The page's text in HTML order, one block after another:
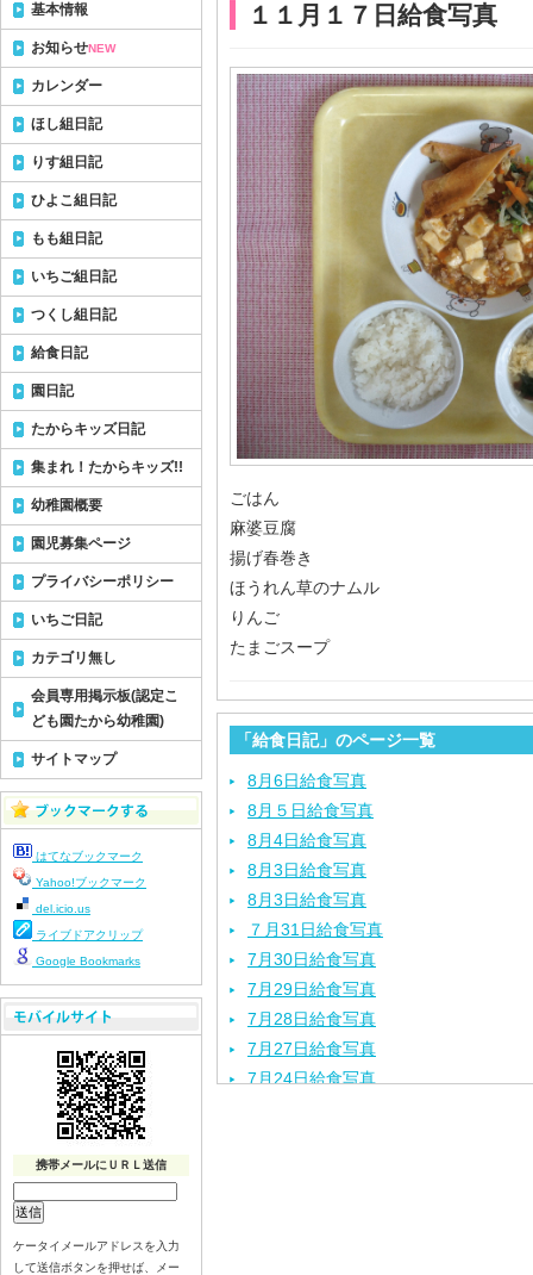
１１月１７日給食写真
ごはん
麻婆豆腐
揚げ春巻き
ほうれん草のナムル
りんご
たまごスープ
「給食日記」のページ一覧
8月6日給食写真
8月５日給食写真
8月4日給食写真
8月3日給食写真
8月3日給食写真
７月31日給食写真
7月30日給食写真
7月29日給食写真
7月28日給食写真
7月27日給食写真
7月24日給食写真
基本情報
お知らせNEW
カレンダー
ほし組日記
りす組日記
ひよこ組日記
もも組日記
いちご組日記
つくし組日記
給食日記
園日記
たからキッズ日記
集まれ！たからキッズ!!
幼稚園概要
園児募集ページ
プライバシーポリシー
いちご日記
カテゴリ無し
会員専用掲示板(認定こ
ども園たから幼稚園)
サイトマップ
はてなブックマーク
Yahoo!ブックマーク
del.icio.us
ライブドアクリップ
Google Bookmarks
携帯メールにＵＲＬ送信
ケータイメールアドレスを入力
して送信ボタンを押せば、メー